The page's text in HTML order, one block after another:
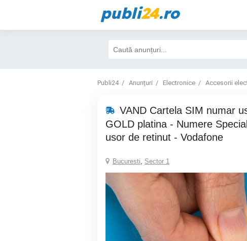
publi24.ro
Publi24 Anunțuri Electronice Accesorii
VAND Cartela SIM numar
GOLD platina - Numere
usor de retinut - Vodafone
Bucuresti, Sector 1